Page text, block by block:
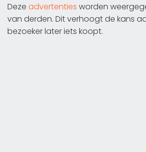
Deze advertenties worden
van derden. Dit verhoogt de kans
bezoeker later iets koopt.